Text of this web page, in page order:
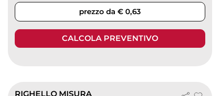
prezzo da € 0,63
CALCOLA PREVENTIVO
RIGHELLO MISURA